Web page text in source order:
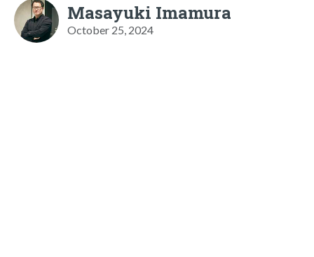
Masayuki Imamura
October 25, 2024